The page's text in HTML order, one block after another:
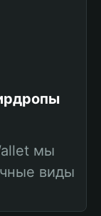
мы
виды